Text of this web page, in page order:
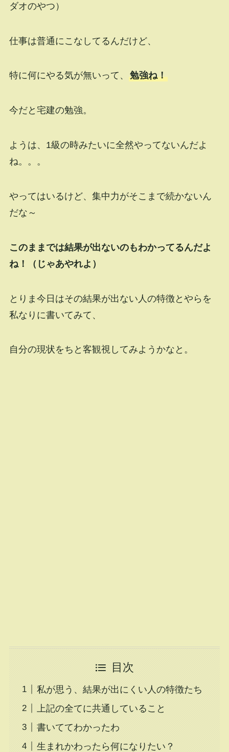
ダオのやつ）
仕事は普通にこなしてるんだけど、
特に何にやる気が無いって、 勉強ね！
今だと宅建の勉強。
ようは、1級の時みたいに全然やってないんだよ
ね。。。
やってはいるけど、集中力がそこまで続かないん
だな～
このままでは結果が出ないのもわかってるんだよ
ね！（じゃあやれよ）
とりま今日はその結果が出ない人の特徴とやらを
私なりに書いてみて、
自分の現状をちと客観視してみようかなと。
目次
私が思う、結果が出にくい人の特徴たち
上記の全てに共通していること
書いててわかったわ
生まれかわったら何になりたい？